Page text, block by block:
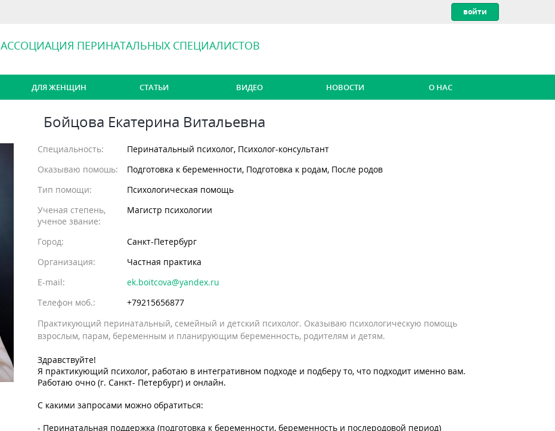
АССОЦИАЦИЯ ПЕРИНАТАЛЬНЫХ СПЕЦИАЛИСТОВ
ДЛЯ ЖЕНЩИН СТАТЬИ ВИДЕО НОВОСТИ О НАС
Бойцова Екатерина Витальевна
Специальность:
Перинатальный психолог, Психолог-консультант
Оказываю помошь:
Подготовка к беременности, Подготовка к родам, После родов
Тип помощи:
Психологическая помощь
Ученая степень,
ученое звание:
Магистр психологии
Город:
Санкт-Петербург
Организация:
Частная практика
E-mail:
ek.boitcova@yandex.ru
Телефон моб.:
+79215656877
Практикующий перинатальный, семейный и детский психолог. Оказываю психологическую помощь
взрослым, парам, беременным и планирующим беременность, родителям и детям.
Здравствуйте!
Я практикующий психолог, работаю в интегративном подходе и подберу то, что подходит именно вам.
Работаю очно (г. Санкт- Петербург) и онлайн.
С какими запросами можно обратиться:
- Перинатальная поддержка (подготовка к беременности, беременность и послеродовой период)